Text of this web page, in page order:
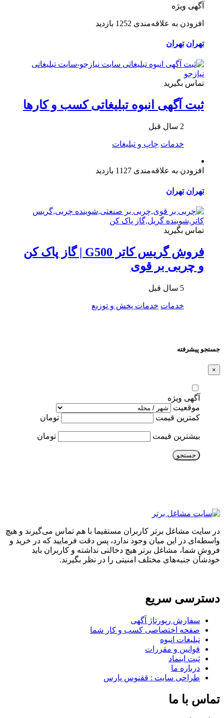
آگهی ویژه
افزودن به علاقه‌مندی 1252 بازدید
تهران تهران
تماس بگیرید
ثبت آگهی انبوه تبلیغاتی کسب و کارها
2 سال قبل
خدمات چاپ و تبلیغات
افزودن به علاقه‌مندی 1127 بازدید
تهران تهران
تماس بگیرید
فروش گریس کاتر G500 | گاز پاک کن
و چربی بر قوی
5 سال قبل
خدمات خدمات پخش و توزیع
جستجو پیشرفته
×
آگهی ویژه
موقعیت
کمترین قیمت
تومان
بیشترین قیمت تومان
جستجو
در سایت مشاغل برتر کاربران مستقیما با هم تماس می‌گیرند و هیچ
واسطه‌ای در این میان وجود ندارد، پس دقت فرمایید که در خرید و
فروشِ شما، مشاغل برتر هیچ دخالتی نداشته و کاربران باید
خودشان جنبه‌های مختلف امنیتی را در نظر بگیرند.
دسترسی سریع
سفارش رپورتاژ آگهی
صفحه اختصاصی کسب و کار شما
تبلیغات انبوه
قوانین و مقررات
ثبت اینماد
درباره ما
طراحی سایت : ققنوس پارس
تماس با ما